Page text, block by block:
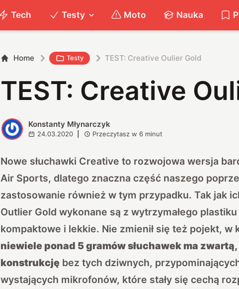
Tech Testy Moto Nauka
Home Testy TEST: Creative Oulier Gold
TEST: Creative
K Konstanty Młynarczyk
24.03.2020 Przeczytasz w6 minut
Nowe słuchawki Creative to rozwojowa wersja
Air Sports, dlatego znaczna część naszego
zastosowanie również w tym przypadku. Tak jak
Outlier Gold wykonane są z wytrzymałego
kompaktowe i lekkie. Nie zmienił się też pojekt, w
niewiele ponad 5 gramów słuchawek ma
konstrukcję bez tych dziwnych,
wystających mikrofonów, które stały się cechą